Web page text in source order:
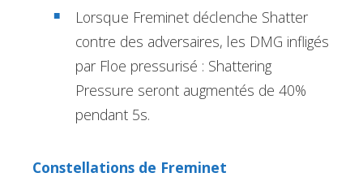
Lorsque Freminet déclenche Shatter
contre des adversaires, les DMG infligés
par Floe pressurisé : Shattering
Pressure seront augmentés de 40%
pendant 5s.
Constellations de Freminet